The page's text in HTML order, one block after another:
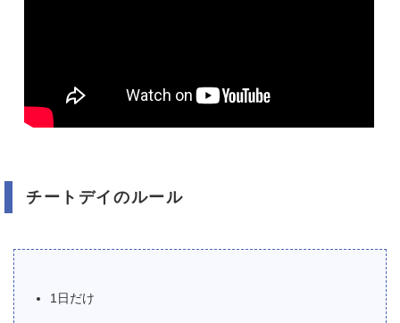
チートデイのルール
1日だけ